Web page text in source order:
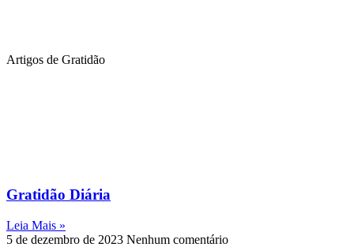
Artigos de Gratidão
Gratidão Diária
Leia Mais »
5 de dezembro de 2023 Nenhum comentário